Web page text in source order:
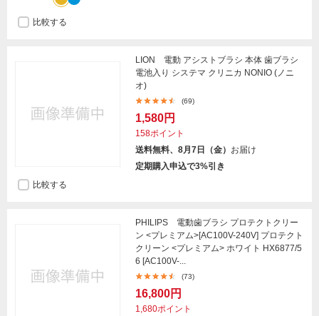
比較する
LION 電動 アシストブラシ 本体 歯ブラシ
電池入り システマ クリニカ NONIO (ノニ
オ)
(69)
1,580円
158ポイント
送料無料、8月7日（金） お届け
定期購入申込で3%引き
比較する
PHILIPS 電動歯ブラシ プロテクトクリー
ン <プレミアム>[AC100V-240V] プロテクト
クリーン <プレミアム> ホワイト HX6877/5
6 [AC100V-...
(73)
16,800円
1,680ポイント